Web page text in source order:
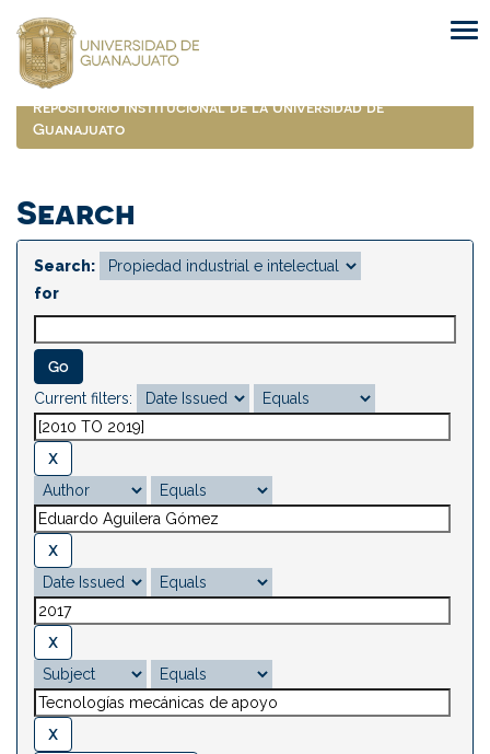
navigation
Repositorio Institucional de la Universidad de
Guanajuato
Search
Search:
for
Current filters: